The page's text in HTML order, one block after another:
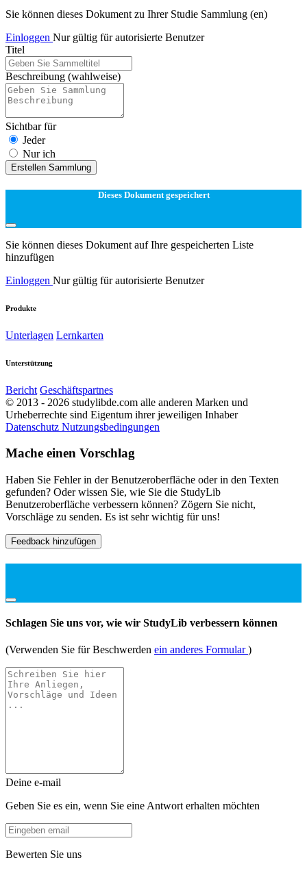
Sie können dieses Dokument zu Ihrer Studie Sammlung (en)
Einloggen Nur gültig für autorisierte Benutzer
Titel
Beschreibung (wahlweise)
Sichtbar für
Jeder
Nur ich
Erstellen Sammlung
Dieses Dokument gespeichert
Sie können dieses Dokument auf Ihre gespeicherten Liste
hinzufügen
Einloggen Nur gültig für autorisierte Benutzer
Produkte
Unterlagen Lernkarten
Unterstützung
Bericht Geschäftspartnes
© 2013 - 2026 studylibde.com alle anderen Marken und
Urheberrechte sind Eigentum ihrer jeweiligen Inhaber
Datenschutz Nutzungsbedingungen
Mache einen Vorschlag
Haben Sie Fehler in der Benutzeroberfläche oder in den Texten
gefunden? Oder wissen Sie, wie Sie die StudyLib
Benutzeroberfläche verbessern können? Zögern Sie nicht,
Vorschläge zu senden. Es ist sehr wichtig für uns!
Feedback hinzufügen
Schlagen Sie uns vor, wie wir StudyLib verbessern können
(Verwenden Sie für Beschwerden ein anderes Formular)
Deine e-mail
Geben Sie es ein, wenn Sie eine Antwort erhalten möchten
Bewerten Sie uns